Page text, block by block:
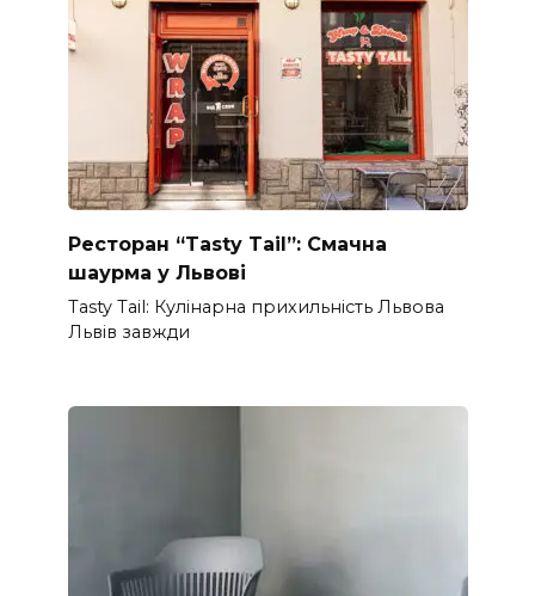
Ресторан “Tasty Tail”: Смачна
шаурма у Львові
Tasty Tail: Кулінарна прихильність Львова
Львів завжди